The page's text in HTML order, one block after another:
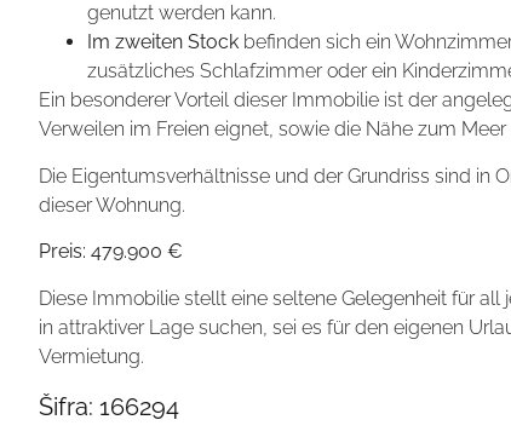
genutzt werden kann.
Im zweiten Stock befinden sich ein
zusätzliches Schlafzimmer oder ein
Ein besonderer Vorteil dieser Immobilie ist der
Verweilen im Freien eignet, sowie die Nähe zum
Die Eigentumsverhältnisse und der Grundriss sind in
dieser Wohnung.
Preis: 479.900 €
Diese Immobilie stellt eine seltene Gelegenheit für
in attraktiver Lage suchen, sei es für den eigenen
Vermietung.
Šifra: 166294